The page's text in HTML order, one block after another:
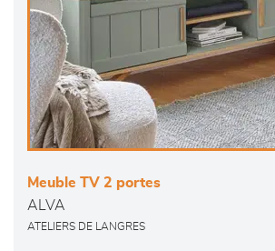
Meuble TV 2 portes
ALVA
ATELIERS DE LANGRES